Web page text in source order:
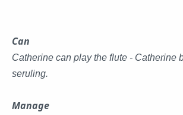
Can
Catherine can play the flute - Catherine
seruling.
Manage